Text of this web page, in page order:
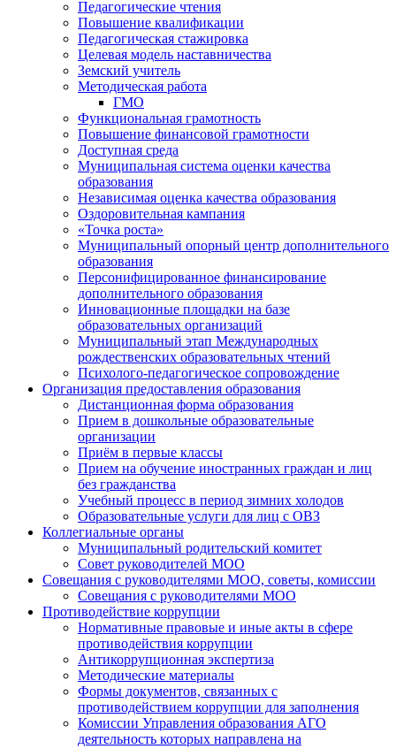
Педагогические чтения
Повышение квалификации
Педагогическая стажировка
Целевая модель наставничества
Земский учитель
Методическая работа
ГМО
Функциональная грамотность
Повышение финансовой грамотности
Доступная среда
Муниципальная система оценки качества
образования
Независимая оценка качества образования
Оздоровительная кампания
«Точка роста»
Муниципальный опорный центр дополнительного
образования
Персонифицированное финансирование
дополнительного образования
Инновационные площадки на базе
образовательных организаций
Муниципальный этап Международных
рождественских образовательных чтений
Психолого-педагогическое сопровождение
Организация предоставления образования
Дистанционная форма образования
Прием в дошкольные образовательные
организации
Приём в первые классы
Прием на обучение иностранных граждан и лиц
без гражданства
Учебный процесс в период зимних холодов
Образовательные услуги для лиц с ОВЗ
Коллегиальные органы
Муниципальный родительский комитет
Совет руководителей МОО
Совещания с руководителями МОО, советы, комиссии
Совещания с руководителями МОО
Противодействие коррупции
Нормативные правовые и иные акты в сфере
противодействия коррупции
Антикоррупционная экспертиза
Методические материалы
Формы документов, связанных с
противодействием коррупции для заполнения
Комиссии Управления образования АГО
деятельность которых направлена на